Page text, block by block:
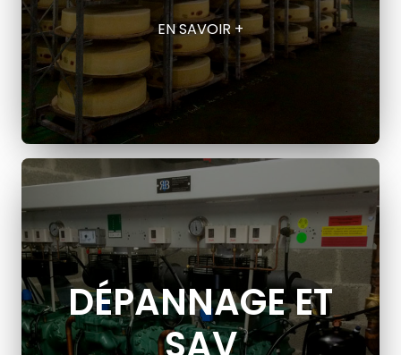
EN SAVOIR +
DÉPANNAGE ET